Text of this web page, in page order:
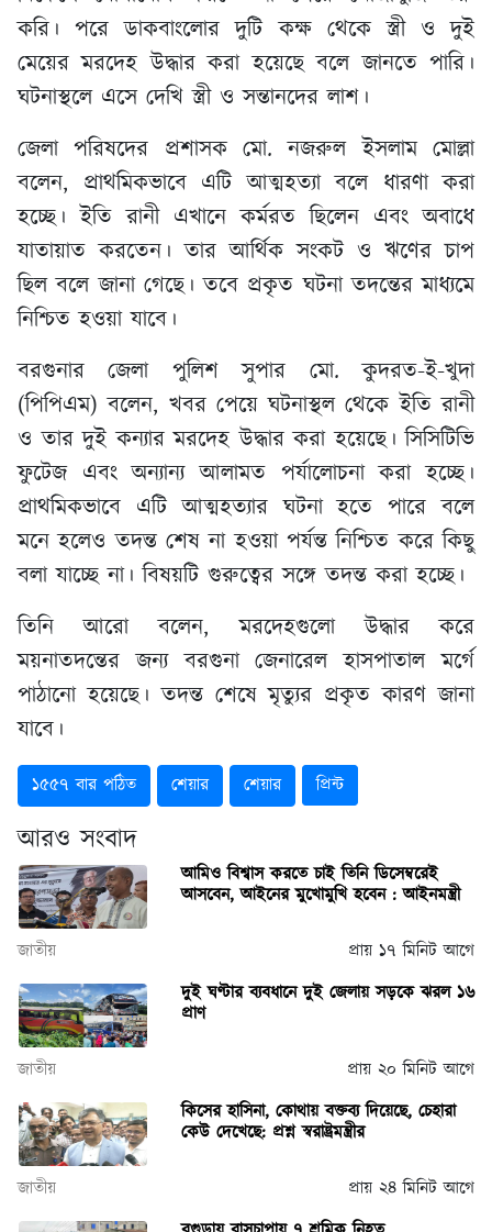
করি। পরে ডাকবাংলোর দুটি কক্ষ থেকে স্ত্রী ও দুই
মেয়ের মরদেহ উদ্ধার করা হয়েছে বলে জানতে পারি।
ঘটনাস্থলে এসে দেখি স্ত্রী ও সন্তানদের লাশ।
জেলা পরিষদের প্রশাসক মো. নজরুল ইসলাম মোল্লা
বলেন, প্রাথমিকভাবে এটি আত্মহত্যা বলে ধারণা করা
হচ্ছে। ইতি রানী এখানে কর্মরত ছিলেন এবং অবাধে
যাতায়াত করতেন। তার আর্থিক সংকট ও ঋণের চাপ
ছিল বলে জানা গেছে। তবে প্রকৃত ঘটনা তদন্তের মাধ্যমে
নিশ্চিত হওয়া যাবে।
বরগুনার জেলা পুলিশ সুপার মো. কুদরত-ই-খুদা
(পিপিএম) বলেন, খবর পেয়ে ঘটনাস্থল থেকে ইতি রানী
ও তার দুই কন্যার মরদেহ উদ্ধার করা হয়েছে। সিসিটিভি
ফুটেজ এবং অন্যান্য আলামত পর্যালোচনা করা হচ্ছে।
প্রাথমিকভাবে এটি আত্মহত্যার ঘটনা হতে পারে বলে
মনে হলেও তদন্ত শেষ না হওয়া পর্যন্ত নিশ্চিত করে কিছু
বলা যাচ্ছে না। বিষয়টি গুরুত্বের সঙ্গে তদন্ত করা হচ্ছে।
তিনি আরো বলেন, মরদেহগুলো উদ্ধার করে
ময়নাতদন্তের জন্য বরগুনা জেনারেল হাসপাতাল মর্গে
পাঠানো হয়েছে। তদন্ত শেষে মৃত্যুর প্রকৃত কারণ জানা
যাবে।
১৫৫৭ বার পঠিত শেয়ার শেয়ার প্রিন্ট
আরও সংবাদ
আমিও বিশ্বাস করতে চাই তিনি ডিসেম্বরেই
আসবেন, আইনের মুখোমুখি হবেন : আইনমন্ত্রী
জাতীয়
প্রায় ১৭ মিনিট আগে
দুই ঘণ্টার ব্যবধানে দুই জেলায় সড়কে ঝরল ১৬
প্রাণ
জাতীয়
প্রায় ২০ মিনিট আগে
কিসের হাসিনা, কোথায় বক্তব্য দিয়েছে, চেহারা
কেউ দেখেছে: প্রশ্ন স্বরাষ্ট্রমন্ত্রীর
জাতীয়
প্রায় ২৪ মিনিট আগে